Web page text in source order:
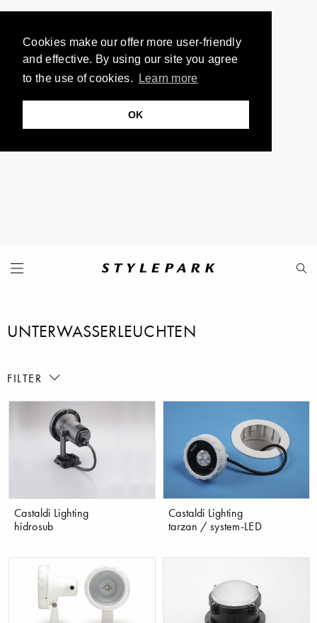
Cookies make our offer more user-friendly
and effective. By using our site you agree
to the use of cookies.
Learn more
OK
UNTERWASSERLEUCHTEN
FILTER
Castaldi Lighting
hidrosub
Castaldi Lighting
tarzan / system-LED